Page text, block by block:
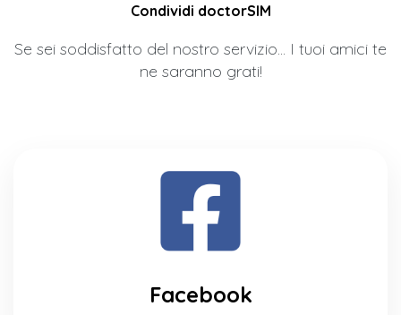
Condividi doctorSIM
Se sei soddisfatto del nostro servizio... I tuoi amici te
ne saranno grati!
Facebook